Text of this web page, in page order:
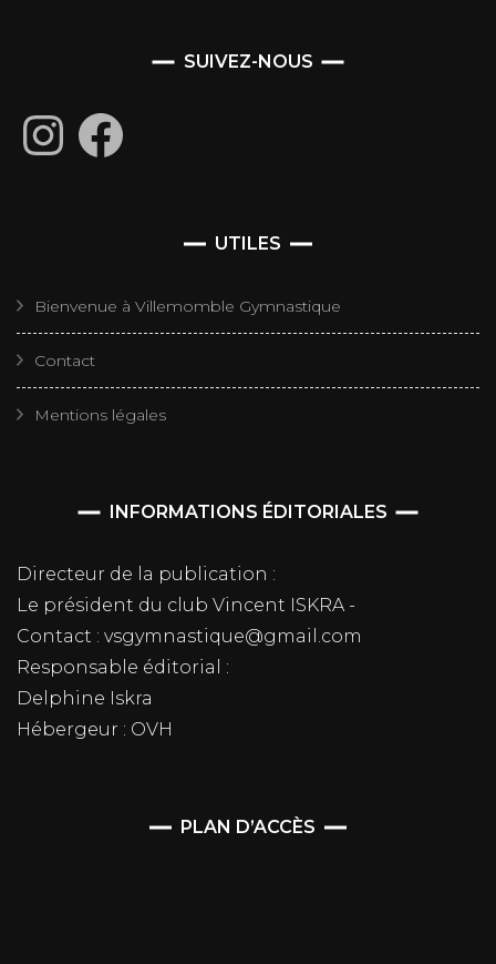
SUIVEZ-NOUS
InstagramFacebook
UTILES
Bienvenue à Villemomble Gymnastique
Contact
Mentions légales
INFORMATIONS ÉDITORIALES
Directeur de la publication :
Le président du club Vincent ISKRA -
Contact : vsgymnastique@gmail.com
Responsable éditorial :
Delphine Iskra
Hébergeur : OVH
PLAN D’ACCÈS